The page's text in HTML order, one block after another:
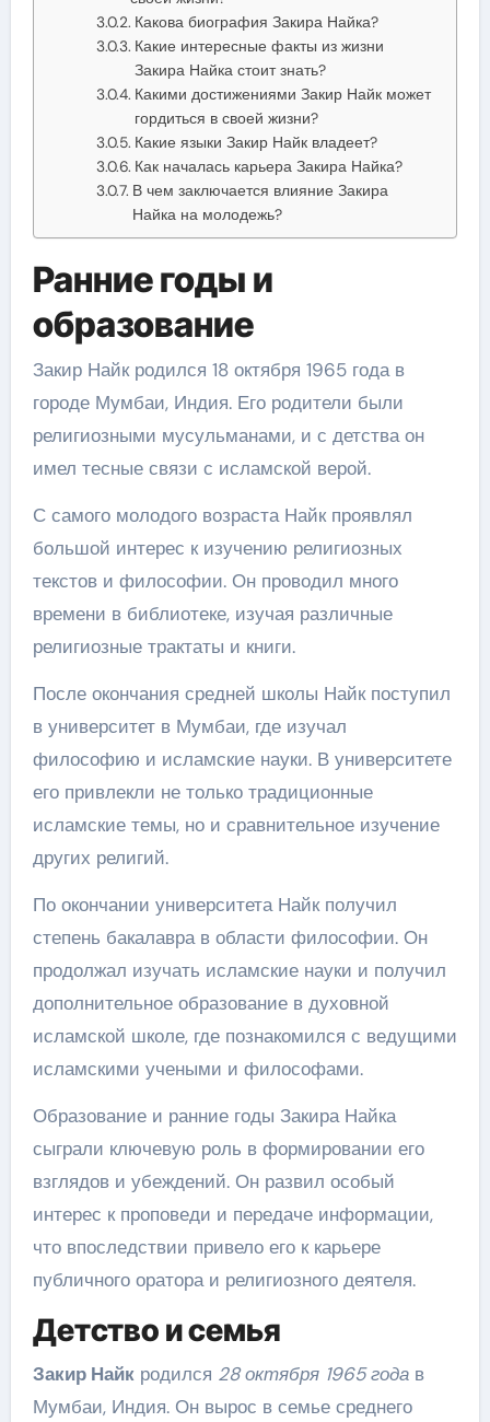
Какова биография Закира Найка?
Какие интересные факты из жизни
Закира Найка стоит знать?
Какими достижениями Закир Найк может
гордиться в своей жизни?
Какие языки Закир Найк владеет?
Как началась карьера Закира Найка?
В чем заключается влияние Закира
Найка на молодежь?
Ранние годы и
образование
Закир Найк родился 18 октября 1965 года в
городе Мумбаи, Индия. Его родители были
религиозными мусульманами, и с детства он
имел тесные связи с исламской верой.
С самого молодого возраста Найк проявлял
большой интерес к изучению религиозных
текстов и философии. Он проводил много
времени в библиотеке, изучая различные
религиозные трактаты и книги.
После окончания средней школы Найк поступил
в университет в Мумбаи, где изучал
философию и исламские науки. В университете
его привлекли не только традиционные
исламские темы, но и сравнительное изучение
других религий.
По окончании университета Найк получил
степень бакалавра в области философии. Он
продолжал изучать исламские науки и получил
дополнительное образование в духовной
исламской школе, где познакомился с ведущими
исламскими учеными и философами.
Образование и ранние годы Закира Найка
сыграли ключевую роль в формировании его
взглядов и убеждений. Он развил особый
интерес к проповеди и передаче информации,
что впоследствии привело его к карьере
публичного оратора и религиозного деятеля.
Детство и семья
Закир Найкродился 28 октября 1965 годав
Мумбаи, Индия. Он вырос в семье среднего